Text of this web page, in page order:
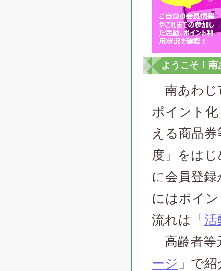
ようこそ！
南あわじ
ポイント
える商品
度」をは
に会員登
にはポイ
流れは「 活
高齢者等
ージ 」で